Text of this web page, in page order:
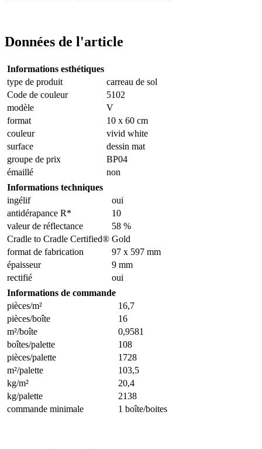
Données de l'article
Informations esthétiques
type de produit
carreau de sol
Code de couleur
5102
modèle
V
format
10 x 60 cm
couleur
vivid white
surface
dessin mat
groupe de prix
BP04
émaillé
non
Informations techniques
ingélif
oui
antidérapance R*
10
valeur de réflectance
58 %
Cradle to Cradle Certified® Gold
format de fabrication
97 x 597 mm
épaisseur
9 mm
rectifié
oui
Informations de commande
pièces/m²
16,7
pièces/boîte
16
m²/boîte
0,9581
boîtes/palette
108
pièces/palette
1728
m²/palette
103,5
kg/m²
20,4
kg/palette
2138
commande minimale
1 boîte/boites